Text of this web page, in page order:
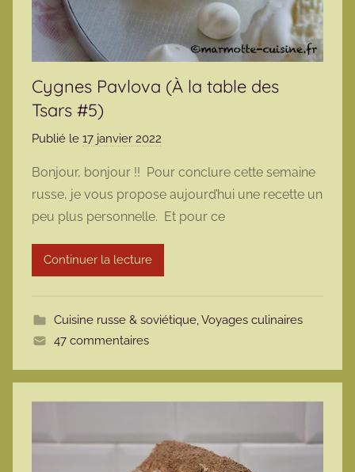
Cygnes Pavlova (À la table des
Tsars #5)
Publié le 17 janvier 2022
r
m
a
r
t
Bonjour, bonjour !! Pour conclure cette semaine
russe, je vous propose aujourd’hui une recette un
peu plus personnelle. Et pour ce
Continuer la lecture
Cuisine russe & soviétique,Voyages culinaires
47 commentaires